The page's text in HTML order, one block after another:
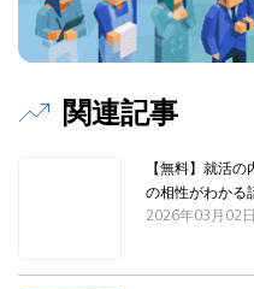
関連記事
【無料】就活
の相性がわかる
2026年03月02日